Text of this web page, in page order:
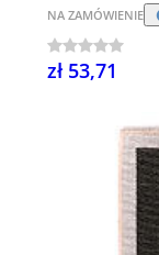
NA ZAMÓWIENIE
zł 53,71